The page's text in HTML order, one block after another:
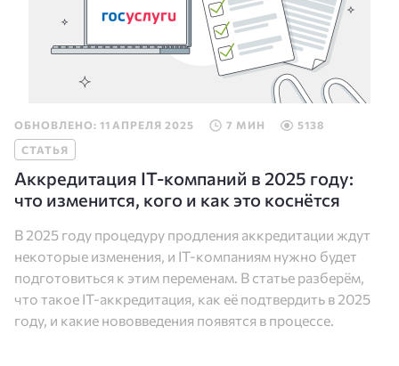
ОБНОВЛЕНО: 11 АПРЕЛЯ 2025 7 МИН
5138
СТАТЬЯ
Аккредитация IT-компаний в 2025 году:
что изменится, кого и как это коснётся
В 2025 году процедуру продления аккредитации ждут
некоторые изменения, и IT-компаниям нужно будет
подготовиться к этим переменам. В статье разберём,
что такое IT-аккредитация, как её подтвердить в 2025
году, и какие нововведения появятся в процессе.